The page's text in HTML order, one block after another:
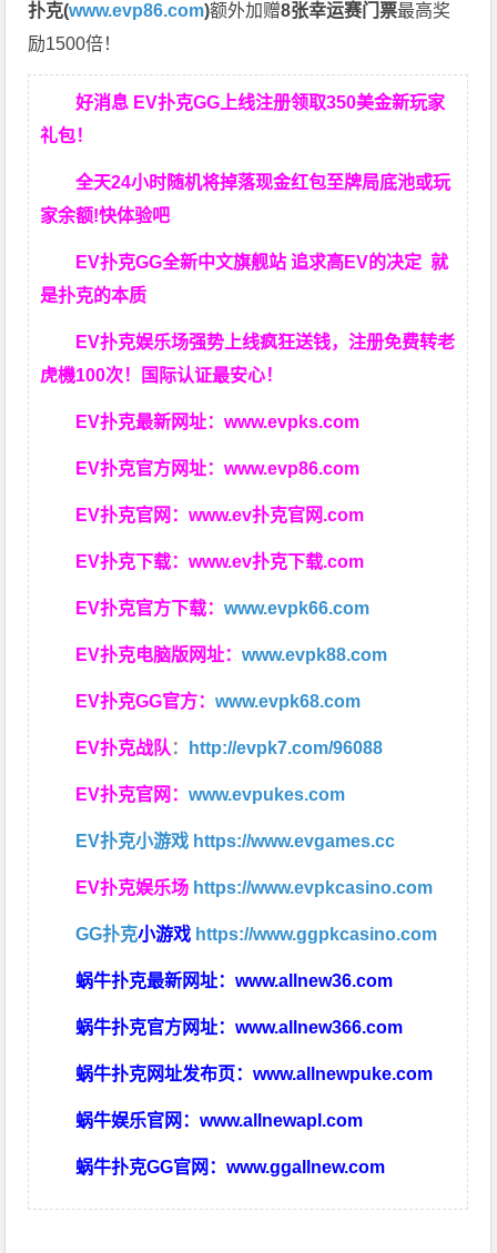
扑克(www.evp86.com)额外加赠8张幸运赛门票最高奖
励1500倍！
好消息 EV扑克GG上线注册领取350美金新玩家
礼包！
全天24小时随机将掉落现金红包至牌局底池或玩
家余额!快体验吧
EV扑克GG全新中文旗舰站 追求高EV的决定就
是扑克的本质
EV扑克娱乐场强势上线疯狂送钱，注册免费转老
虎機100次！国际认证最安心！
EV扑克最新网址：www.evpks.com
EV扑克官方网址：www.evp86.com
EV扑克官网：www.ev扑克官网.com
EV扑克下载：www.ev扑克下载.com
EV扑克官方下载：www.evpk66.com
EV扑克电脑版网址：www.evpk88.com
EV扑克GG官方：www.evpk68.com
EV扑克战队 ： http://evpk7.com/96088
EV扑克官网：www.evpukes.com
EV扑克小游戏 https://www.evgames.cc
EV扑克娱乐场 https://www.evpkcasino.com
GG扑克小游戏 https://www.ggpkcasino.com
蜗牛扑克最新网址：www.allnew36.com
蜗牛扑克官方网址：www.allnew366.com
蜗牛扑克网址发布页：www.allnewpuke.com
蜗牛娱乐官网：www.allnewapl.com
蜗牛扑克GG官网：www.ggallnew.com